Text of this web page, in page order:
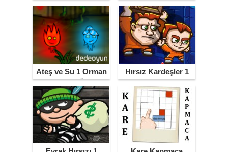
Ateş ve Su 1 Orman
Tapınağı
Hırsız Kardeşler 1